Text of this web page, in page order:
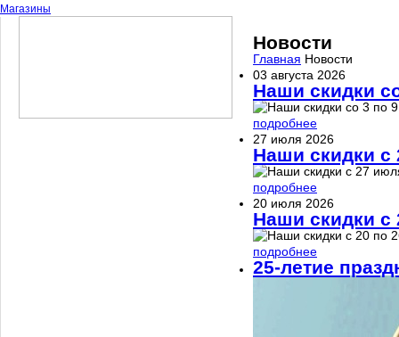
Магазины
Новости
Главная Новости
03 августа 2026
Наши скидки
подробнее
27 июля 2026
Наши скидки с
подробнее
20 июля 2026
Наши скидки с
подробнее
25-летие